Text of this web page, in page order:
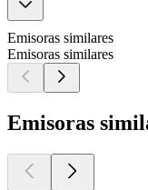
Emisoras similares
Emisoras similares
Emisoras